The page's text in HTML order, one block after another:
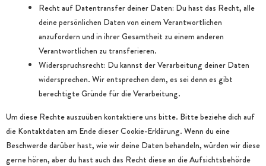
Recht auf Datentransfer deiner Daten: Du hast das Recht, alle
deine persönlichen Daten von einem Verantwortlichen
anzufordern und in ihrer Gesamtheit zu einem anderen
Verantwortlichen zu transferieren.
Widerspruchsrecht: Du kannst der Verarbeitung deiner Daten
widersprechen. Wir entsprechen dem, es sei denn es gibt
berechtigte Gründe für die Verarbeitung.
Um diese Rechte auszuüben kontaktiere uns bitte. Bitte beziehe dich auf
die Kontaktdaten am Ende dieser Cookie-Erklärung. Wenn du eine
Beschwerde darüber hast, wie wir deine Daten behandeln, würden wir diese
gerne hören, aber du hast auch das Recht diese an die Aufsichtsbehörde